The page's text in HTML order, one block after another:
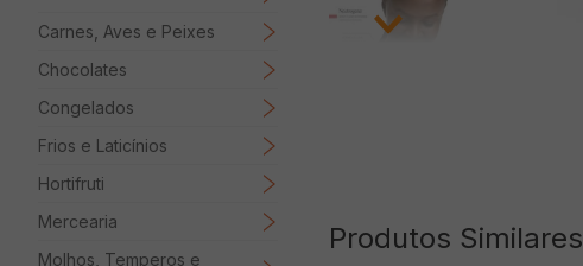
Carnes, Aves e Peixes
Chocolates
Congelados
Frios e Laticínios
Hortifruti
Mercearia
Molhos, Temperos e
Produtos Similares